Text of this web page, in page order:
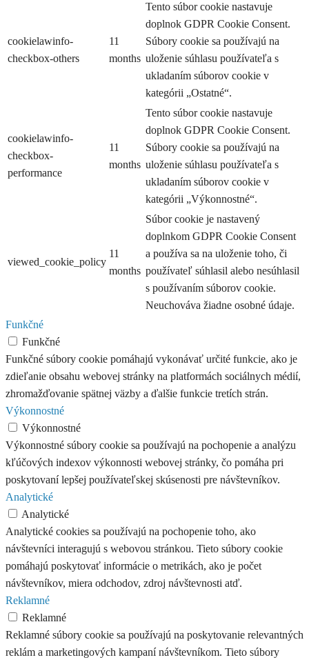
cookielawinfo-
checkbox-others
11
months
Tento súbor cookie nastavuje
doplnok GDPR Cookie Consent.
Súbory cookie sa používajú na
uloženie súhlasu používateľa s
ukladaním súborov cookie v
kategórii „Ostatné“.
cookielawinfo-
checkbox-
performance
11
months
Tento súbor cookie nastavuje
doplnok GDPR Cookie Consent.
Súbory cookie sa používajú na
uloženie súhlasu používateľa s
ukladaním súborov cookie v
kategórii „Výkonnostné“.
viewed_cookie_policy
11
months
Súbor cookie je nastavený
doplnkom GDPR Cookie Consent
a používa sa na uloženie toho, či
používateľ súhlasil alebo nesúhlasil
s používaním súborov cookie.
Neuchováva žiadne osobné údaje.
Funkčné
Funkčné
Funkčné súbory cookie pomáhajú vykonávať určité funkcie, ako je
zdieľanie obsahu webovej stránky na platformách sociálnych médií,
zhromažďovanie spätnej väzby a ďalšie funkcie tretích strán.
Výkonnostné
Výkonnostné
Výkonnostné súbory cookie sa používajú na pochopenie a analýzu
kľúčových indexov výkonnosti webovej stránky, čo pomáha pri
poskytovaní lepšej používateľskej skúsenosti pre návštevníkov.
Analytické
Analytické
Analytické cookies sa používajú na pochopenie toho, ako
návštevníci interagujú s webovou stránkou. Tieto súbory cookie
pomáhajú poskytovať informácie o metrikách, ako je počet
návštevníkov, miera odchodov, zdroj návštevnosti atď.
Reklamné
Reklamné
Reklamné súbory cookie sa používajú na poskytovanie relevantných
reklám a marketingových kampaní návštevníkom. Tieto súbory